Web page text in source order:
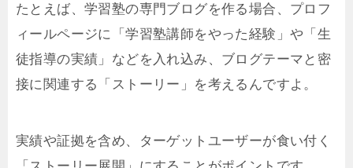
たとえば、学習塾の専門ブログを作る場合、プロフ
ィールページに「学習塾講師をやった経験」や「生
徒指導の実績」などを入れ込み、ブログテーマと密
接に関連する「ストーリー」を考えるんですよ。
実績や証拠を含め、ターゲットユーザーが食い付く